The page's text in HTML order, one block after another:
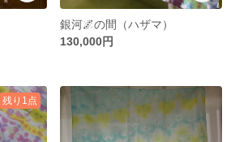
銀河🌌の間（ハザマ）
130,000円
残り1点